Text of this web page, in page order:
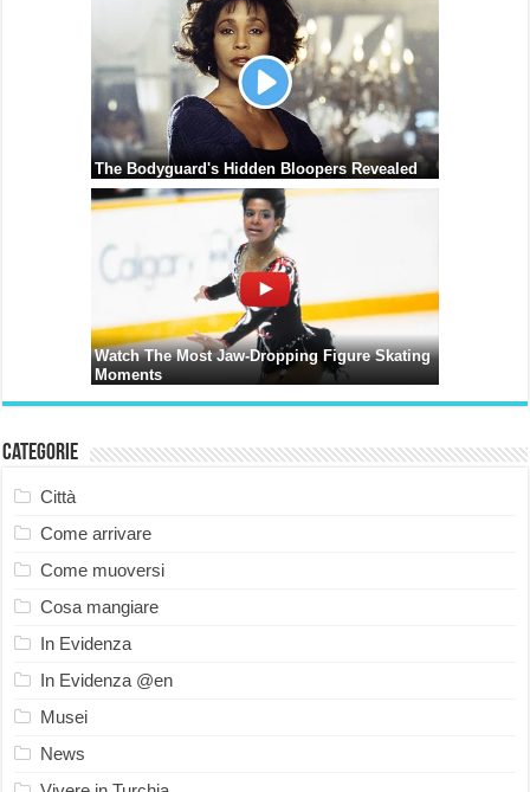
Categorie
Città
Come arrivare
Come muoversi
Cosa mangiare
In Evidenza
In Evidenza @en
Musei
News